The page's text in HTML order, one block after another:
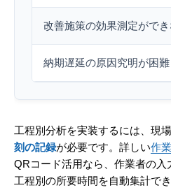
改善施策の効果測定がで
納期遅延の原因究明が困難
工程別分析を実装するには、現
刻の記録が必要です。詳しい作
QRコード活用なら、作業者の入
工程別の所要時間を自動集計でき